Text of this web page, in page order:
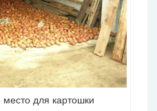
для картошки